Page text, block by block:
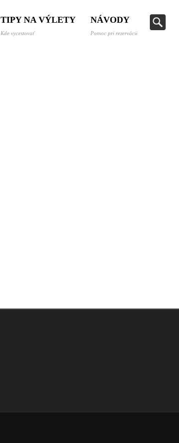
TIPY NA VÝLETY
Kde vycestovať
NÁVODY
Pomoc pri rezervácii